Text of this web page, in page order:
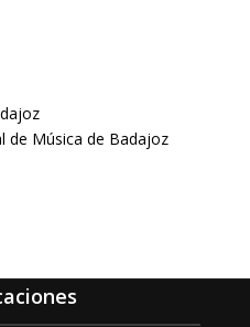
de Música de Badajoz